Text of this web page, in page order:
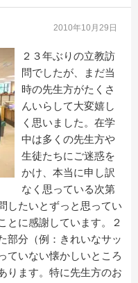
2010年10月29日
２３年ぶりの立教訪
問でしたが、まだ当
時の先生方がたくさ
んいらして大変嬉し
く思いました。在学
中は多くの先生方や
生徒たちにご迷惑を
かけ、本当に申し訳
なく思っている次第
したいとずっと思ってい
とに感謝しています。２
部分（例：きれいなサッ
ていない懐かしいところ
ります。特に先生方のお